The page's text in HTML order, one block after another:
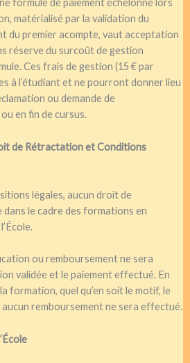
formule de paiement échelonné lors
matérialisé par la validation du
du premier acompte, vaut acceptation
réserve du surcoût de gestion
Ces frais de gestion (15 € par
à l’étudiant et ne pourront donner lieu
ou demande de
en fin de cursus.
de Rétractation et Conditions
légales, aucun droit de
le cadre des formations en
ou remboursement ne sera
validée et le paiement effectué. En
formation, quel qu’en soit le motif, le
remboursement ne sera effectué.